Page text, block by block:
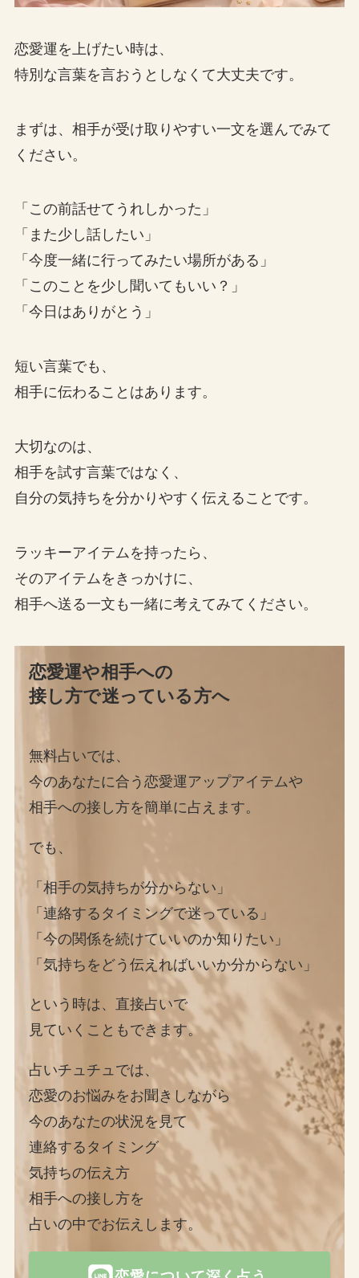
恋愛運を上げたい時は、
特別な言葉を言おうとしなくて大丈夫です。
まずは、相手が受け取りやすい一文を選んでみて
ください。
「この前話せてうれしかった」
「また少し話したい」
「今度一緒に行ってみたい場所がある」
「このことを少し聞いてもいい？」
「今日はありがとう」
短い言葉でも、
相手に伝わることはあります。
大切なのは、
相手を試す言葉ではなく、
自分の気持ちを分かりやすく伝えることです。
ラッキーアイテムを持ったら、
そのアイテムをきっかけに、
相手へ送る一文も一緒に考えてみてください。
恋愛運や相手への
接し方で迷っている方へ
無料占いでは、
今のあなたに合う恋愛運アップアイテムや
相手への接し方を簡単に占えます。
でも、
「相手の気持ちが分からない」
「連絡するタイミングで迷っている」
「今の関係を続けていいのか知りたい」
「気持ちをどう伝えればいいか分からない」
という時は、直接占いで
見ていくこともできます。
占いチュチュでは、
恋愛のお悩みをお聞きしながら
今のあなたの状況を見て
連絡するタイミング
気持ちの伝え方
相手への接し方を
占いの中でお伝えします。